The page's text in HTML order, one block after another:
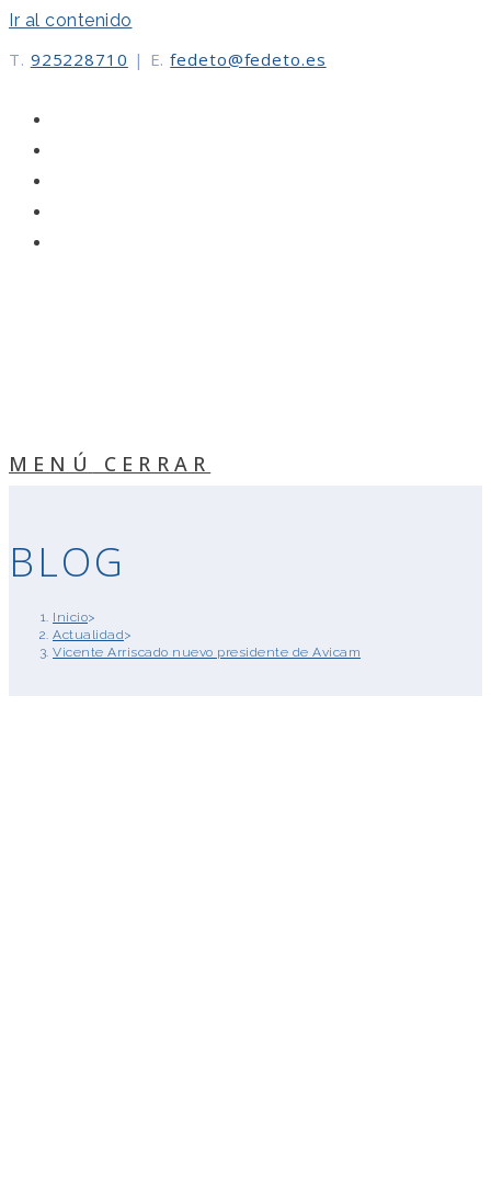
Ir al contenido
T. 925228710 | E. fedeto@fedeto.es
MENÚ CERRAR
BLOG
Inicio>
Actualidad>
Vicente Arriscado nuevo presidente de Avicam